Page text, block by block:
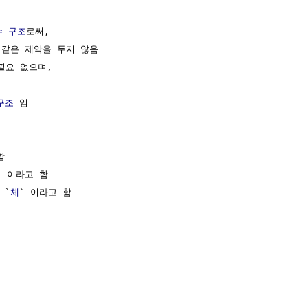
구조로써,
은 제약을 두지 않음
요 없으며,
조 임
이라고 함
` 체 ` 이라고 함